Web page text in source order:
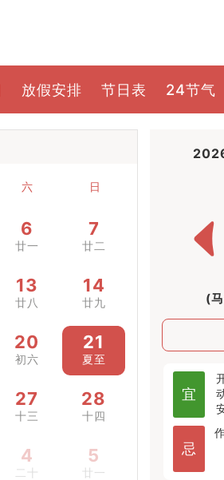
放假安排 节日表 24节气
六 日
6
廿一
7
廿二
13
廿八
14
廿九
20
初六
21
夏至
27
十三
28
十四
4 5
廿一
(
宜
忌